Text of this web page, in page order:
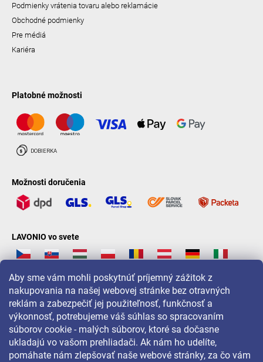
Aby sme vám mohli poskytnúť príjemný zážitok z
nakupovania na našej webovej stránke bez otravných
reklám a zabezpečiť jej použiteľnosť, funkčnosť a
výkonnosť, potrebujeme váš súhlas so spracovaním
súborov cookie - malých súborov, ktoré sa dočasne
ukladajú vo vašom prehliadači. Ak nám ho udelíte,
pomáhate nám zlepšovať naše webové stránky, za čo vám
Podmienky vrátenia tovaru alebo reklamácie
Obchodné podmienky
Pre médiá
Kariéra
Platobné možnosti
Možnosti doručenia
LAVONIO vo svete
Pre akcie, súťaže a zľavy nás sledujte na: